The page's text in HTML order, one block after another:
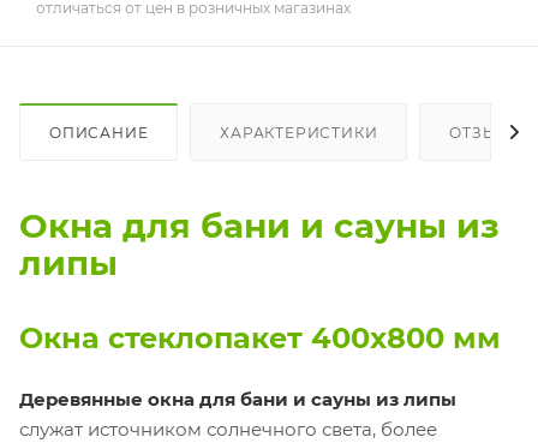
отличаться от цен в розничных магазинах
ОПИСАНИЕ ХАРАКТЕРИСТИКИ ОТЗЫВЫ
Окна для бани и сауны из
липы
Окна стеклопакет 400х800 мм
Деревянные окна для бани и сауны из липы
служат источником солнечного света, более